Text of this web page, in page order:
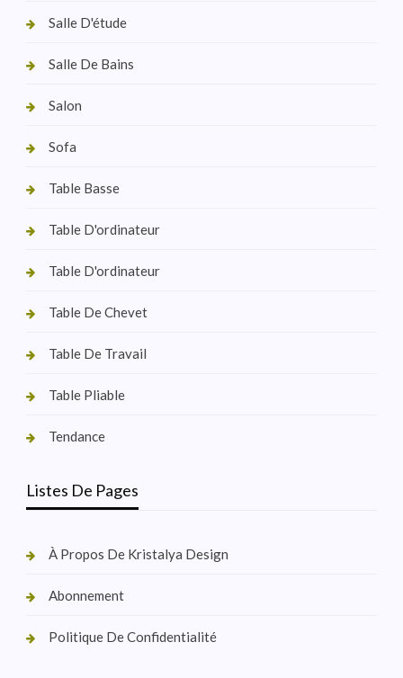
Salle D'étude
Salle De Bains
Salon
Sofa
Table Basse
Table D'ordinateur
Table D'ordinateur
Table De Chevet
Table De Travail
Table Pliable
Tendance
Listes De Pages
À Propos De Kristalya Design
Abonnement
Politique De Confidentialité